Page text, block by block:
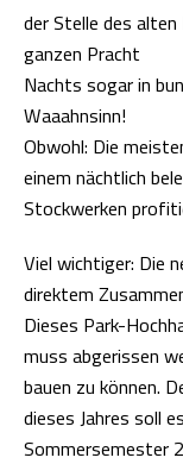
der Stelle des
ganzen Pracht
Nachts sogar in
Waaahnsinn!
Obwohl: Die
einem nächtlich
Stockwerken
Viel wichtiger: Die
direktem
Dieses Park-
muss abgerissen
bauen zu können.
dieses Jahres soll
Sommersemester